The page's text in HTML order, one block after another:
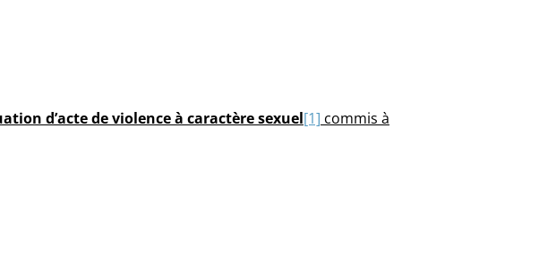
d’acte de violence à caractère sexuel[1] commis à